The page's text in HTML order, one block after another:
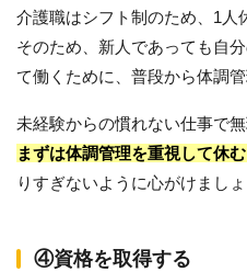
介護職はシフト制のため、1人
そのため、新人であっても自
て働くために、普段から体調
未経験からの慣れない仕事で
まずは体調管理を重視して休
りすぎないように心がけましょ
④資格を取得する